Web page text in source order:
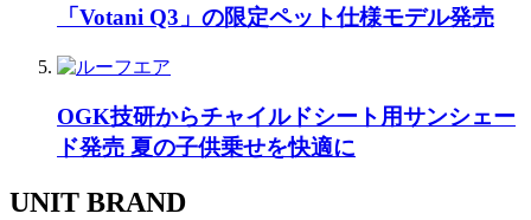
「Votani Q3」の限定ペット仕様モデル発売
OGK技研からチャイルドシート用サンシェー
ド発売 夏の子供乗せを快適に
UNIT BRAND